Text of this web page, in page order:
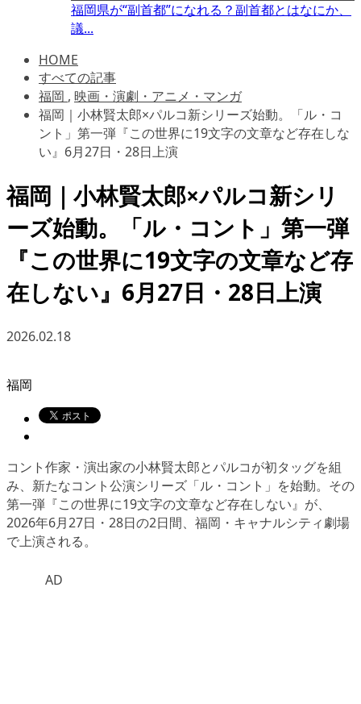
福岡県が“副首都”になれる？副首都とはなにか、
議...
HOME
すべての記事
福岡 , 映画・演劇・アニメ・マンガ
福岡｜小林賢太郎×パルコ新シリーズ始動。「ル・コ
ント」第一弾『この世界に19文字の文章など存在しな
い』6月27日・28日上演
福岡｜小林賢太郎×パルコ新シリ
ーズ始動。「ル・コント」第一弾
『この世界に19文字の文章など存
在しない』6月27日・28日上演
2026.02.18
福岡
コント作家・演出家の小林賢太郎とパルコが初タッグを組
み、新たなコント公演シリーズ「ル・コント」を始動。その
第一弾『この世界に19文字の文章など存在しない』が、
2026年6月27日・28日の2日間、福岡・キャナルシティ劇場
で上演される。
AD